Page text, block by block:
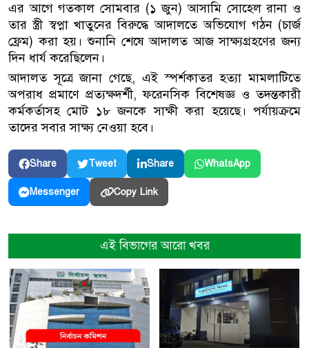
এর আগে গতকাল সোমবার (১ জুন) আসামি সোহেল রানা ও
তার স্ত্রী স্বপ্না খাতুনের বিরুদ্ধে আদালতে অভিযোগ গঠন (চার্জ
ফ্রেম) করা হয়। শুনানি শেষে আদালত আজ সাক্ষ্যগ্রহণের জন্য
দিন ধার্য করেছিলেন।
আদালত সূত্রে জানা গেছে, এই স্পর্শকাতর হত্যা মামলাটিতে
অপরাধ প্রমাণে প্রত্যক্ষদর্শী, ফরেনসিক বিশেষজ্ঞ ও তদন্তকারী
কর্মকর্তাসহ মোট ১৮ জনকে সাক্ষী করা হয়েছে। পর্যায়ক্রমে
তাদের সবার সাক্ষ্য নেওয়া হবে।
Share Tweet Share WhatsApp
Messenger Copy Link
এই বিভাগের আরো খবর